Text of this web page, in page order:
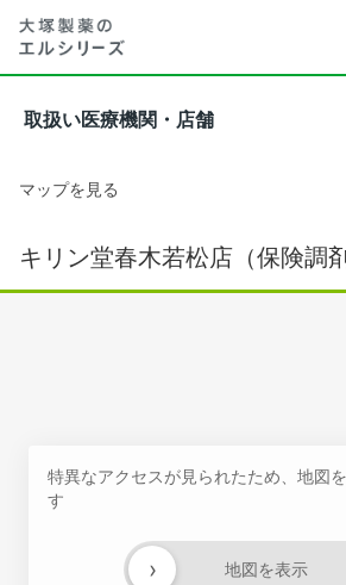
取扱い医療機関・店舗
マップを見る
キリン堂春木若松店（保険調
特異なアクセスが見られたため、地図
す
地図を表示
›